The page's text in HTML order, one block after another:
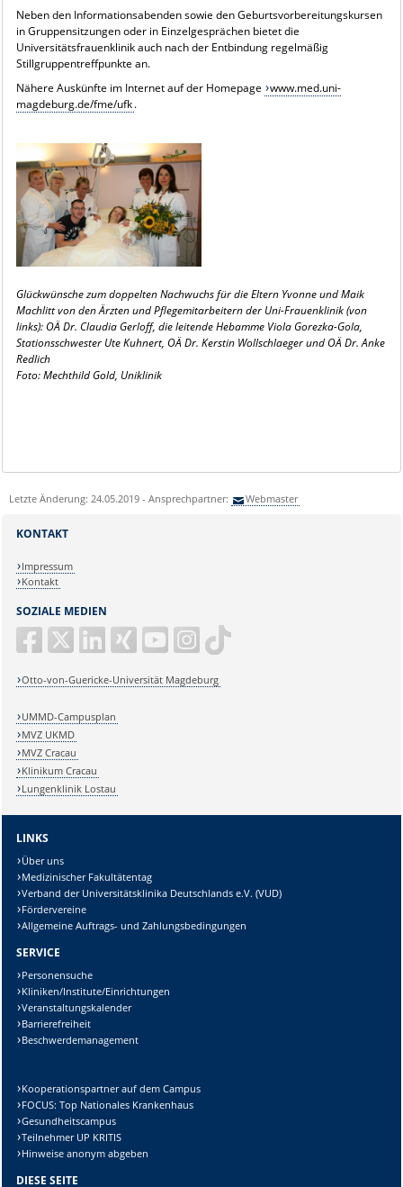
Neben den Informationsabenden sowie den Geburtsvorbereitungskursen
in Gruppensitzungen oder in Einzelgesprächen bietet die
Universitätsfrauenklinik auch nach der Entbindung regelmäßig
Stillgruppentreffpunkte an.
Nähere Auskünfte im Internet auf der Homepage
www.med.uni-
magdeburg.de/fme/ufk.
Glückwünsche zum doppelten Nachwuchs für die Eltern Yvonne und Maik
Machlitt von den Ärzten und Pflegemitarbeitern der Uni-Frauenklinik (von
links): OÄ Dr. Claudia Gerloff, die leitende Hebamme Viola Gorezka-Gola,
Stationsschwester Ute Kuhnert, OÄ Dr. Kerstin Wollschlaeger und OÄ Dr. Anke
Redlich
Foto: Mechthild Gold, Uniklinik
Letzte Änderung: 24.05.2019 - Ansprechpartner: Webmaster
SOZIALE MEDIEN
Otto-von-Guericke-Universität Magdeburg
KONTAKT
Impressum
Kontakt
UMMD-Campusplan
MVZ UKMD
MVZ Cracau
Klinikum Cracau
Lungenklinik Lostau
LINKS
Über uns
Medizinischer Fakultätentag
Verband der Universitätsklinika Deutschlands e.V. (VUD)
Fördervereine
Allgemeine Auftrags- und Zahlungsbedingungen
SERVICE
Personensuche
Kliniken/Institute/Einrichtungen
Veranstaltungskalender
Barrierefreiheit
Beschwerdemanagement
Kooperationspartner auf dem Campus
FOCUS: Top Nationales Krankenhaus
Gesundheitscampus
Teilnehmer UP KRITIS
Hinweise anonym abgeben
DIESE SEITE